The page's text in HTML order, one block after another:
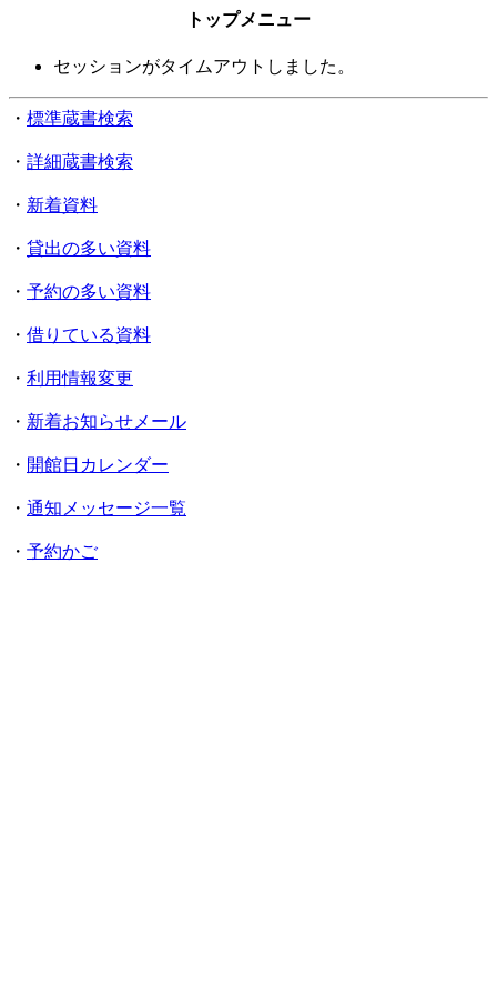
トップメニュー
セッションがタイムアウトしました。
・ 標準蔵書検索
・ 詳細蔵書検索
・ 新着資料
・ 貸出の多い資料
・ 予約の多い資料
・ 借りている資料
・ 利用情報変更
・ 新着お知らせメール
・ 開館日カレンダー
・ 通知メッセージ一覧
・ 予約かご